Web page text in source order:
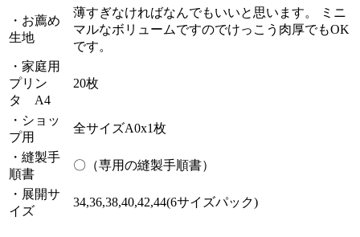
・お薦め
生地
薄すぎなければなんでもいいと思います。 ミニ
マルなボリュームですのでけっこう肉厚でもOK
です。
・家庭用
プリン
タ A4
20枚
・ショッ
プ用
全サイズA0x1枚
・縫製手
順書
〇（専用の縫製手順書）
・展開サ
イズ
34,36,38,40,42,44(6サイズパック)